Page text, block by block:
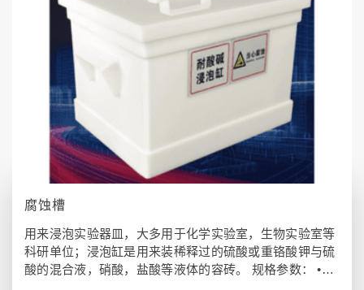
腐蚀槽
用来浸泡实验器皿，大多用于化学实验室，生物实验室等
科研单位；浸泡缸是用来装稀释过的硫酸或重铬酸钾与硫
酸的混合液，硝酸，盐酸等液体的容砖。 规格参数： •型